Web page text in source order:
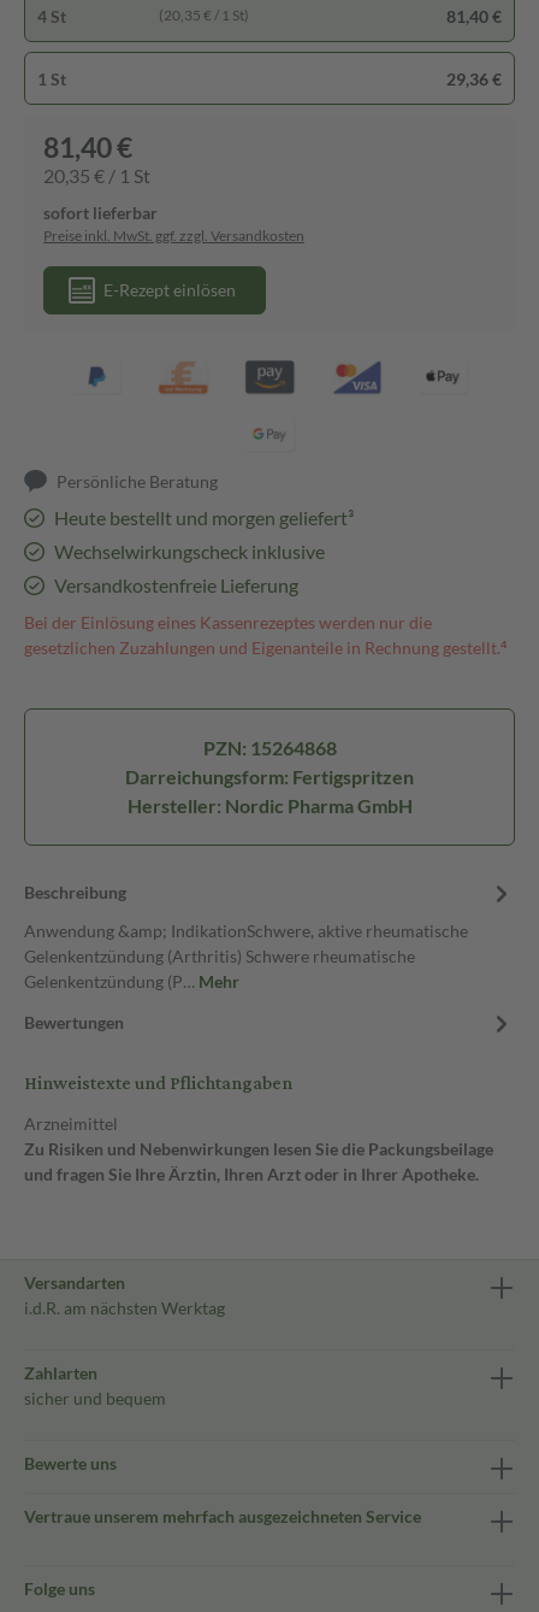
4 St (20,35 € / 1 St) 81,40 €
1 St 29,36 €
81,40 €
20,35 € / 1 St
sofort lieferbar
Preise inkl. MwSt. ggf. zzgl. Versandkosten
E-Rezept einlösen
Persönliche Beratung
Heute bestellt und morgen geliefert³
Wechselwirkungscheck inklusive
Versandkostenfreie Lieferung
Bei der Einlösung eines Kassenrezeptes werden nur die
gesetzlichen Zuzahlungen und Eigenanteile in Rechnung gestellt.⁴
PZN: 15264868
Darreichungsform: Fertigspritzen
Hersteller: Nordic Pharma GmbH
Beschreibung
Anwendung &amp; IndikationSchwere, aktive rheumatische
Gelenkentzündung (Arthritis) Schwere rheumatische
Gelenkentzündung (P… Mehr
Bewertungen
Hinweistexte und Pflichtangaben
Arzneimittel
Zu Risiken und Nebenwirkungen lesen Sie die Packungsbeilage
und fragen Sie Ihre Ärztin, Ihren Arzt oder in Ihrer Apotheke.
Versandarten
i.d.R. am nächsten Werktag
Zahlarten
sicher und bequem
Bewerte uns
Vertraue unserem mehrfach ausgezeichneten Service
Folge uns